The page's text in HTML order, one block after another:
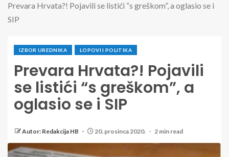
Prevara Hrvata?! Pojavili se listići “s greškom”, a oglasio se i
SIP
IZBOR UREDNIKA LOPOVI I POLITIKA
Prevara Hrvata?! Pojavili
se listići “s greškom”, a
oglasio se i SIP
Autor: Redakcija HB 20. prosinca 2020. 2 min read